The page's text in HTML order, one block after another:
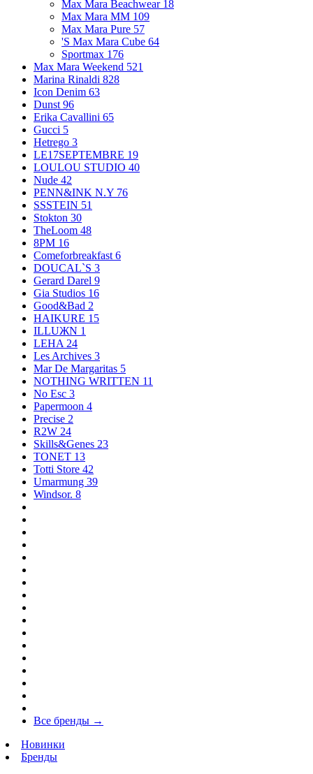
Max Mara Beachwear 18
Max Mara MM 109
Max Mara Pure 57
'S Max Mara Cube 64
Sportmax 176
Max Mara Weekend 521
Marina Rinaldi 828
Icon Denim 63
Dunst 96
Erika Cavallini 65
Gucci 5
Hetrego 3
LE17SEPTEMBRE 19
LOULOU STUDIO 40
Nude 42
PENN&INK N.Y 76
SSSTEIN 51
Stokton 30
TheLoom 48
8PM 16
Comeforbreakfast 6
DOUCAL`S 3
Gerard Darel 9
Gia Studios 16
Good&Bad 2
HAIKURE 15
ILLUЖN 1
LEHA 24
Les Archives 3
Mar De Margaritas 5
NOTHING WRITTEN 11
No Esc 3
Papermoon 4
Precise 2
R2W 24
Skills&Genes 23
TONET 13
Totti Store 42
Umarmung 39
Windsor. 8
Все бренды →
Новинки
Бренды